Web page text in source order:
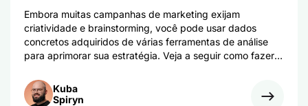
Embora muitas campanhas de marketing exijam
criatividade e brainstorming, você pode usar dados
concretos adquiridos de várias ferramentas de análise
para aprimorar sua estratégia. Veja a seguir como fazer
suas vendas.
Kuba
Spiryn